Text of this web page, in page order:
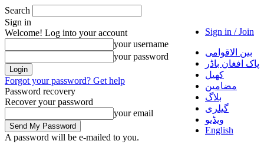
Search
Sign in / Join
بین الاقوامی
پاک افغان باڈر
کھیل
مضامین
بلاگ
گیلری
ویڈیو
English
Sign in
Welcome! Log into your account
your username
your password
Forgot your password? Get help
Password recovery
Recover your password
your email
A password will be e-mailed to you.